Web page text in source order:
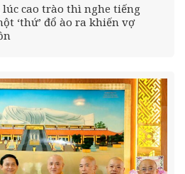
cao trào thì nghe tiếng
‘thứ’ đổ ào ra khiến vợ